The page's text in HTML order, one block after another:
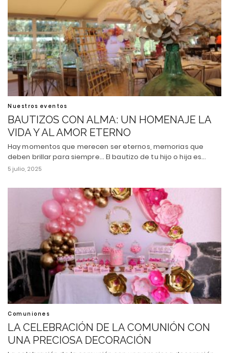
Nuestros eventos
BAUTIZOS CON ALMA: UN HOMENAJE LA
VIDA Y AL AMOR ETERNO
Hay momentos que merecen ser eternos, memorias que
deben brillar para siempre... El bautizo de tu hijo o hija es…
5 julio, 2025
Comuniones
LA CELEBRACIÓN DE LA COMUNIÓN CON
UNA PRECIOSA DECORACIÓN